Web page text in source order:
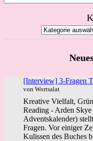
[Interview] 3-Fragen
von Wortsalat
Kreative Vielfalt,
Reading - Arden
Adventskalender)
Fragen. Vor einiger
Kulissen des Buches